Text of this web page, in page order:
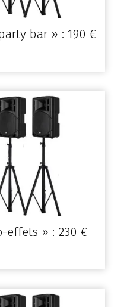
bar » : 190 €
effets » : 230 €